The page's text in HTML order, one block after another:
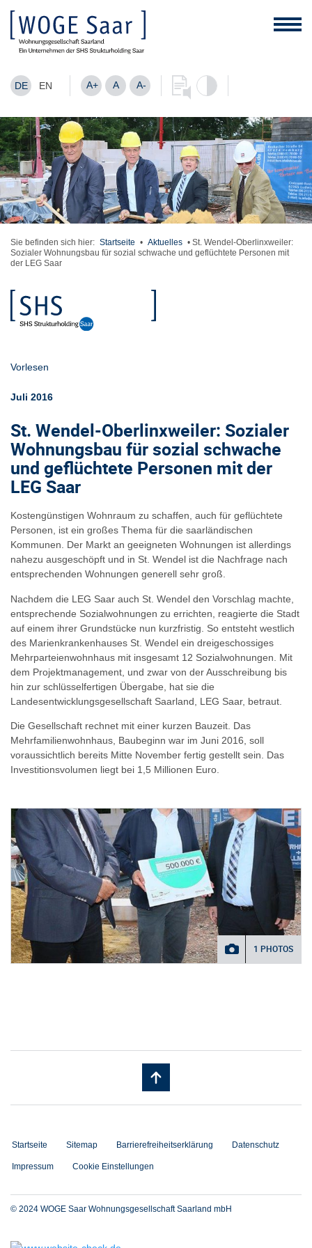
DE EN A+ A A-
Sie befinden sich hier: Startseite • Aktuelles • St. Wendel-Oberlinxweiler:
Sozialer Wohnungsbau für sozial schwache und geflüchtete Personen mit
der LEG Saar
Vorlesen
Juli 2016
St. Wendel-Oberlinxweiler: Sozialer
Wohnungsbau für sozial schwache
und geflüchtete Personen mit der
LEG Saar
Kostengünstigen Wohnraum zu schaffen, auch für geflüchtete
Personen, ist ein großes Thema für die saarländischen
Kommunen. Der Markt an geeigneten Wohnungen ist allerdings
nahezu ausgeschöpft und in St. Wendel ist die Nachfrage nach
entsprechenden Wohnungen generell sehr groß.
Nachdem die LEG Saar auch St. Wendel den Vorschlag machte,
entsprechende Sozialwohnungen zu errichten, reagierte die Stadt
auf einem ihrer Grundstücke nun kurzfristig. So entsteht westlich
des Marienkrankenhauses St. Wendel ein dreigeschossiges
Mehrparteienwohnhaus mit insgesamt 12 Sozialwohnungen. Mit
dem Projektmanagement, und zwar von der Ausschreibung bis
hin zur schlüsselfertigen Übergabe, hat sie die
Landesentwicklungsgesellschaft Saarland, LEG Saar, betraut.
Die Gesellschaft rechnet mit einer kurzen Bauzeit. Das
Mehrfamilienwohnhaus, Baubeginn war im Juni 2016, soll
voraussichtlich bereits Mitte November fertig gestellt sein. Das
Investitionsvolumen liegt bei 1,5 Millionen Euro.
1 PHOTOS
Startseite Sitemap Barrierefreiheitserklärung Datenschutz
Impressum Cookie Einstellungen
© 2024 WOGE Saar Wohnungsgesellschaft Saarland mbH